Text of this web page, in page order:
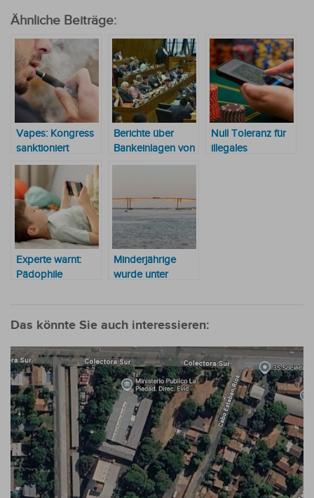
Ähnliche Beiträge:
Vapes: Kongress
sanktioniert
Gesetz zum
Verbot des
Verkaufs und der
Nutzung durch
Minderjährige
Berichte über
Bankeinlagen von
sechs staatlichen
Null Toleranz für
illegales
Experte warnt:
Pädophile
den sozialen
Minderjährige
wurde unter
Chaco
Das könnte Sie auch interessieren: